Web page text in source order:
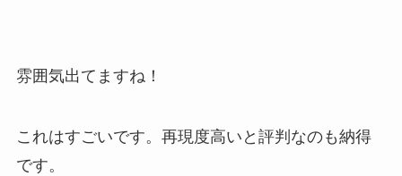
雰囲気出てますね！
これはすごいです。再現度高いと評判なのも納得
です。